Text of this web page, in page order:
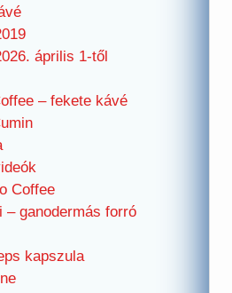
április 1-től
– fekete kávé
Coffee
– ganodermás forró
kapszula